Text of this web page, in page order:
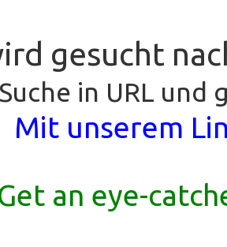
gesucht
in URL und
Mit unserem
an eye-